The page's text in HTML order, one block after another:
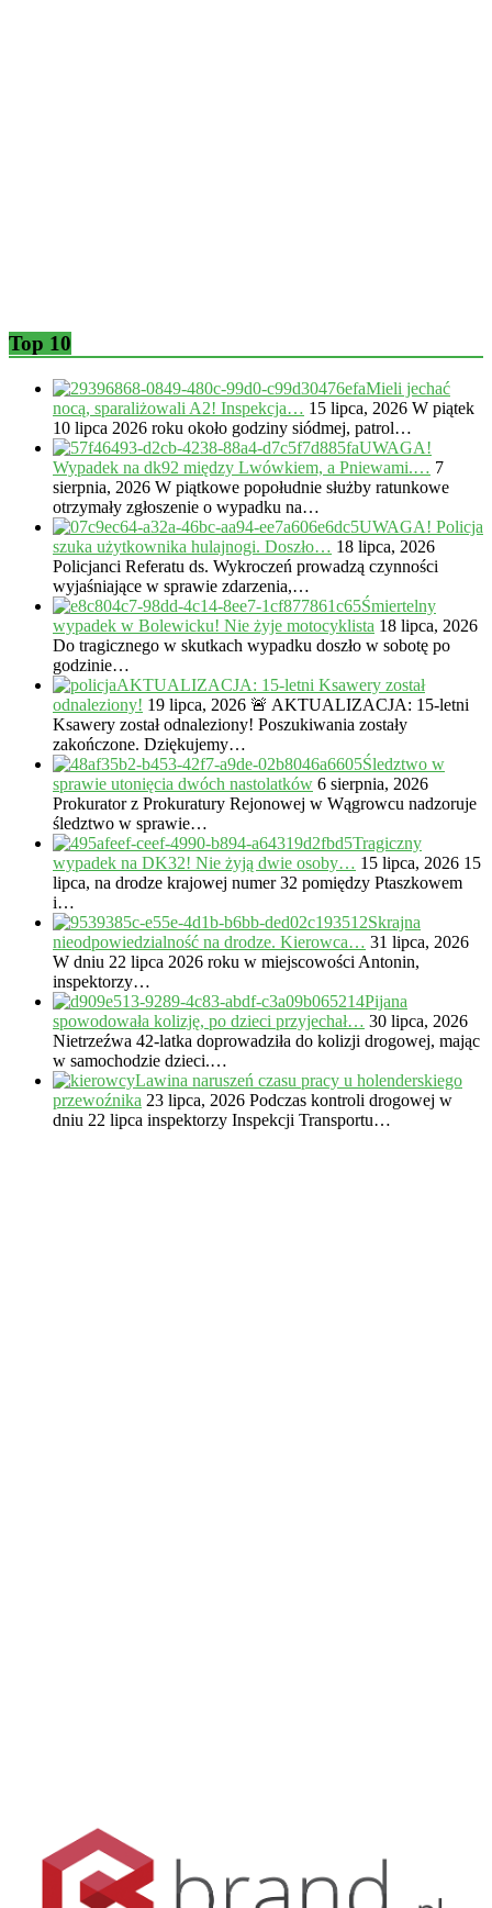
Top 10
Mieli jechać
nocą, sparaliżowali A2! Inspekcja… 15 lipca, 2026 W piątek
10 lipca 2026 roku około godziny siódmej, patrol…
UWAGA!
Wypadek na dk92 między Lwówkiem, a Pniewami.… 7
sierpnia, 2026 W piątkowe popołudnie służby ratunkowe
otrzymały zgłoszenie o wypadku na…
UWAGA! Policja
szuka użytkownika hulajnogi. Doszło… 18 lipca, 2026
Policjanci Referatu ds. Wykroczeń prowadzą czynności
wyjaśniające w sprawie zdarzenia,…
Śmiertelny
wypadek w Bolewicku! Nie żyje motocyklista 18 lipca, 2026
Do tragicznego w skutkach wypadku doszło w sobotę po
godzinie…
AKTUALIZACJA: 15-letni Ksawery został
odnaleziony! 19 lipca, 2026 🚨 AKTUALIZACJA: 15-letni
Ksawery został odnaleziony! Poszukiwania zostały
zakończone. Dziękujemy…
Śledztwo w
sprawie utonięcia dwóch nastolatków 6 sierpnia, 2026
Prokurator z Prokuratury Rejonowej w Wągrowcu nadzoruje
śledztwo w sprawie…
Tragiczny
wypadek na DK32! Nie żyją dwie osoby… 15 lipca, 2026 15
lipca, na drodze krajowej numer 32 pomiędzy Ptaszkowem
i…
Skrajna
nieodpowiedzialność na drodze. Kierowca… 31 lipca, 2026
W dniu 22 lipca 2026 roku w miejscowości Antonin,
inspektorzy…
Pijana
spowodowała kolizję, po dzieci przyjechał… 30 lipca, 2026
Nietrzeźwa 42-latka doprowadziła do kolizji drogowej, mając
w samochodzie dzieci.…
Lawina naruszeń czasu pracy u holenderskiego
przewoźnika 23 lipca, 2026 Podczas kontroli drogowej w
dniu 22 lipca inspektorzy Inspekcji Transportu…